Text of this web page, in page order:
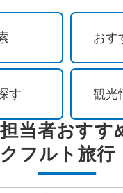
ガウ
ン
ベルク
バーデン
ー
ョン
おす
す 観光
担当者おすす
フルト 旅行